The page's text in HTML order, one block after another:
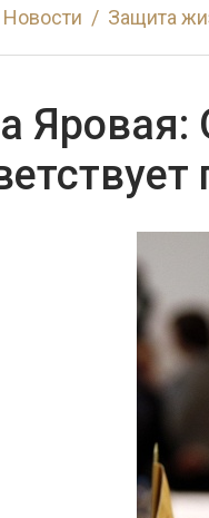
Новости Защита
Яровая: